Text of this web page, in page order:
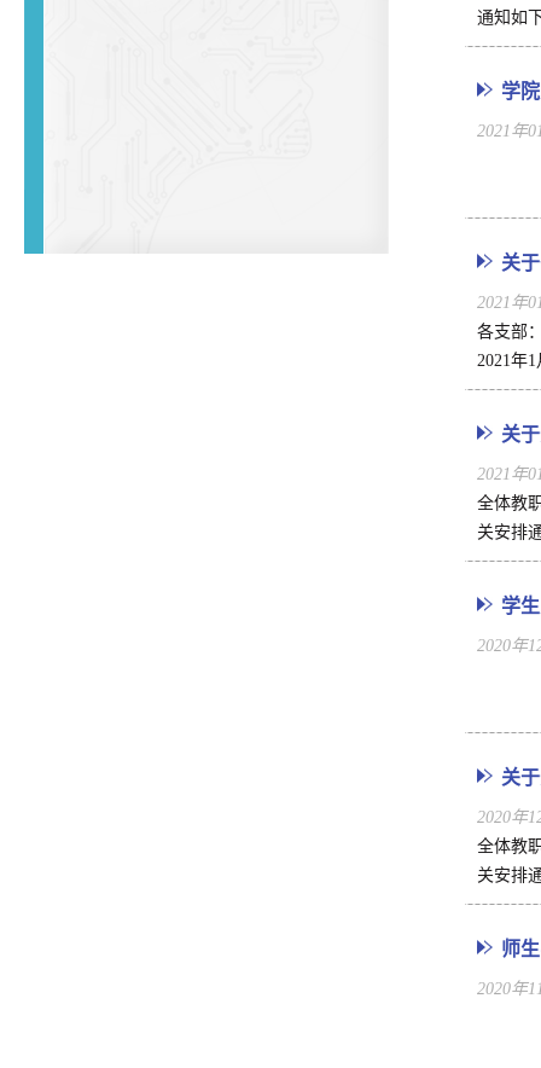
通知如
学
2021年
关
2021年
各支部
2021年
关
2021年
全体教
关安排
学
2020年
关
2020年
全体教
关安排
师
2020年